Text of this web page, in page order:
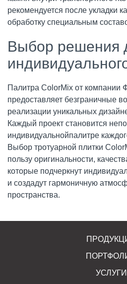
рекомендуется после укладки
обработку специальным
Выбор решения
Палитра ColorMix от
предоставляет безграничные
реализации уникальных
Каждый проект становится
индивидуальнойпалитре
Выбор тротуарной плитки
пользу оригинальности,
которые подчеркнут
и создадут гармоничную
пространства.
УСЛУГИ